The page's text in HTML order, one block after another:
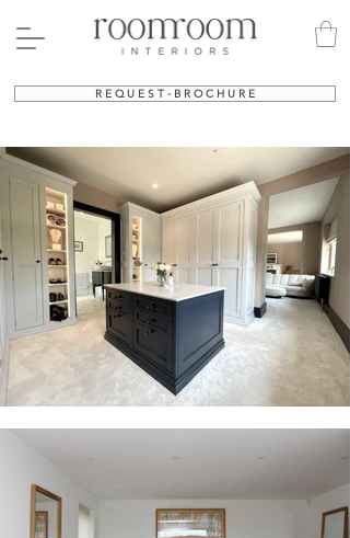
R E Q U E S T - B R O C H U R E